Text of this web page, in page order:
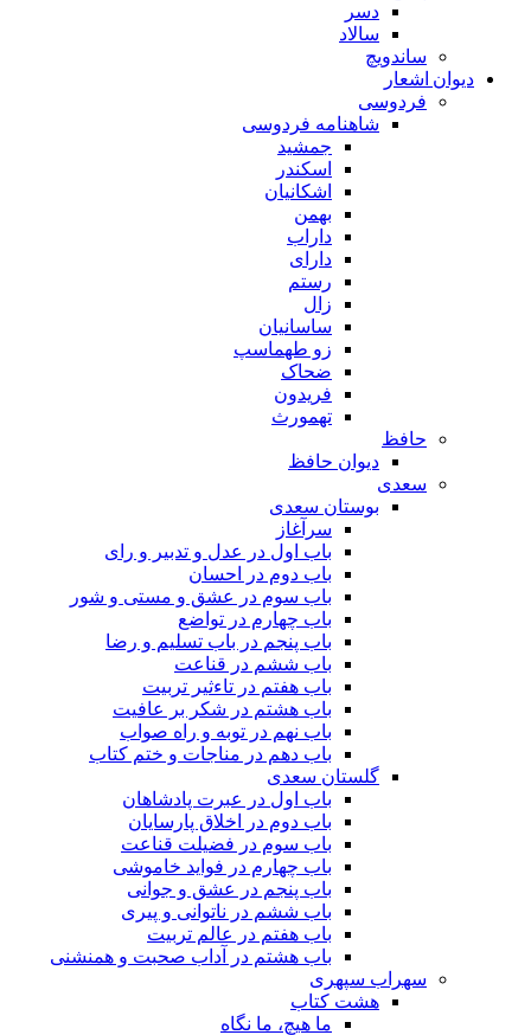
دسر
سالاد
ساندویچ
دیوان اشعار
فردوسی
شاهنامه فردوسی
جمشید
اسکندر
اشکانیان
بهمن
داراب
دارای
رستم
زال
ساسانیان
زو طهماسپ‏
ضحاک
فریدون
تهمورث
حافظ
دیوان حافظ
سعدی
بوستان سعدی
سرآغاز
باب اول در عدل و تدبیر و رای
باب دوم در احسان
باب سوم در عشق و مستی و شور
باب چهارم در تواضع
باب پنجم در باب تسلیم و رضا
باب ششم در قناعت
باب هفتم در تاءثیر تربیت
باب هشتم در شکر بر عافیت
باب نهم در توبه و راه صواب
باب دهم در مناجات و ختم کتاب
گلستان سعدی
باب اول در عبرت پادشاهان
باب دوم در اخلاق پارسایان
باب سوم در فضیلت قناعت
باب چهارم در فواید خاموشى
باب پنجم در عشق و جوانى
باب ششم در ناتوانى و پیرى
باب هفتم در عالم تربیت
باب هشتم در آداب صحبت و همنشنى
سهراب سپهری
هشت کتاب
ما هیچ، ما نگاه